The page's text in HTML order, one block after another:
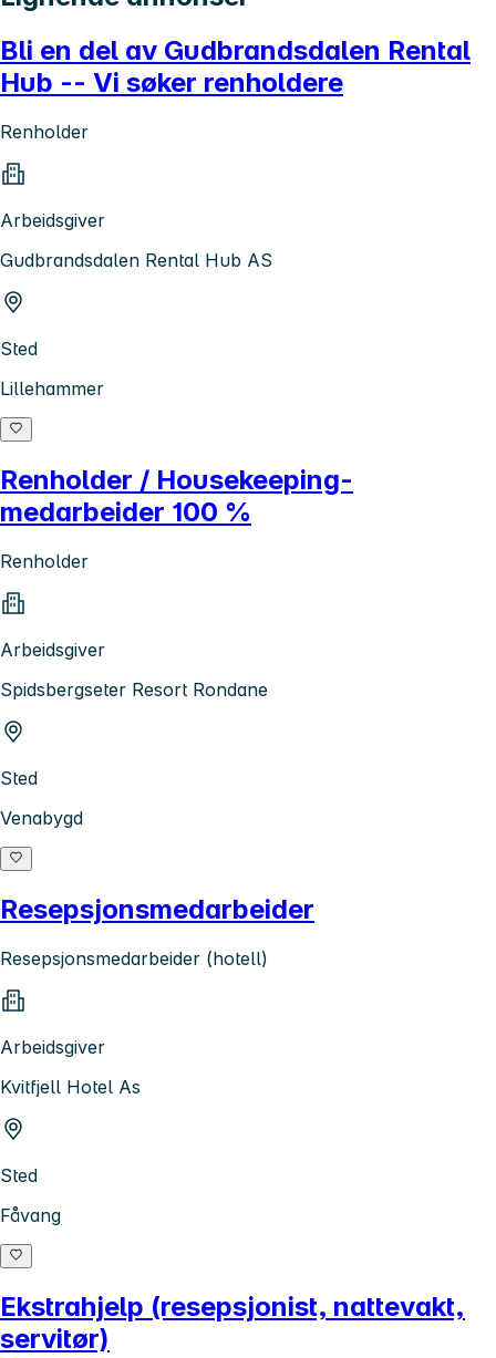
Bli en del av Gudbrandsdalen Rental
Hub -- Vi søker renholdere
Renholder
Arbeidsgiver
Gudbrandsdalen Rental Hub AS
Sted
Lillehammer
Renholder / Housekeeping-
medarbeider 100 %
Renholder
Arbeidsgiver
Spidsbergseter Resort Rondane
Sted
Venabygd
Resepsjonsmedarbeider
Resepsjonsmedarbeider (hotell)
Arbeidsgiver
Kvitfjell Hotel As
Sted
Fåvang
Ekstrahjelp (resepsjonist, nattevakt,
servitør)